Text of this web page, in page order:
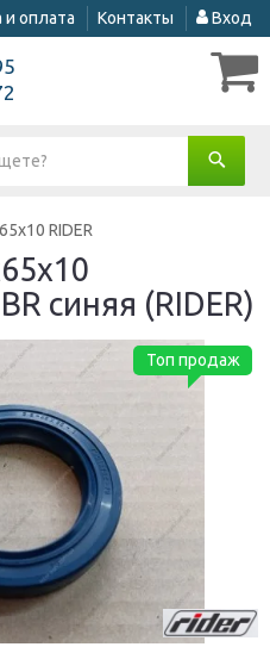
и оплата Контакты Вход
RIDER
синяя (RIDER)
Топ продаж